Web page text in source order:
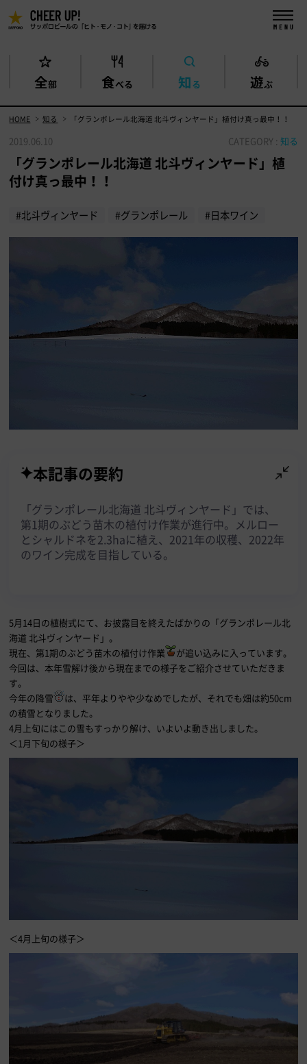
全部 食べる 知る 遊ぶ
HOME 知る 「グランポレール北海道 北斗ヴィンヤード」植付け真っ最中！！
2019.06.10 CATEGORY : 知る
「グランポレール北海道 北斗ヴィンヤード」植
付け真っ最中！！
#北斗ヴィンヤード #グランポレール #日本ワイン
本記事の要約
「グランポレール北海道 北斗ヴィンヤード」では、
第1期のぶどう苗木の植付け作業が進行中。メルロー
とシャルドネを2.3haに植え、2021年の収穫、2022年
のワイン完成を目指している。
5月14日の植樹式にて、お披露目を終えたばかりの「グランポレール北
海道 北斗ヴィンヤード」。
現在、第1期のぶどう苗木の植付け作業
が追い込みに入っています。
今回は、本年雪解け後から現在までの様子をご紹介させていただきま
す。
今年の降雪
は、平年よりやや少なめでしたが、それでも畑は約50cm
の積雪となりました。
4月上旬にはこの雪もすっかり解け、いよいよ動き出しました。
＜1月下旬の様子＞
＜4月上旬の様子＞